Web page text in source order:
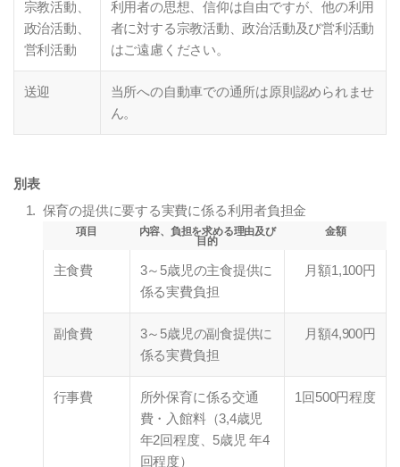
宗教活動、
政治活動、
営利活動
利用者の思想、信仰は自由ですが、他の利用
者に対する宗教活動、政治活動及び営利活動
はご遠慮ください。
送迎
当所への自動車での通所は原則認められませ
ん。
別表
保育の提供に要する実費に係る利用者負担金
項目
内容、負担を求める理由及び
目的
金額
主食費
3～5歳児の主食提供に
係る実費負担
月額1,100円
副食費
3～5歳児の副食提供に
係る実費負担
月額4,900円
行事費
所外保育に係る交通
費・入館料（3,4歳児
年2回程度、5歳児 年4
回程度）
1回500円程度